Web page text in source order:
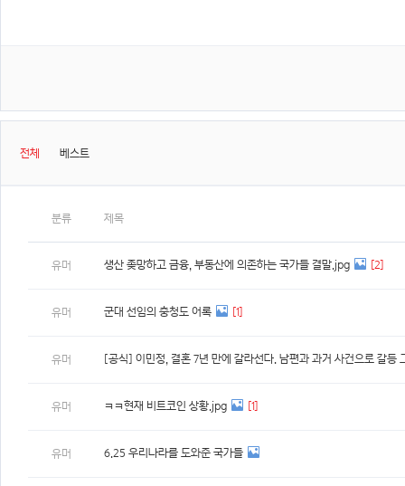
전체 베스트
분류 제목
유머 생산 좆망하고 금융, 부동산에 의존하는 국가들 결말.jpg [2]
유머 군대 선임의 충청도 어록 [1]
유머 [공식] 이민정, 결혼 7년 만에 갈라선다. 남편과 과거 사건으로 갈등
유머 ㅋㅋ현재 비트코인 상황.jpg [1]
유머 6.25 우리나라를 도와준 국가들